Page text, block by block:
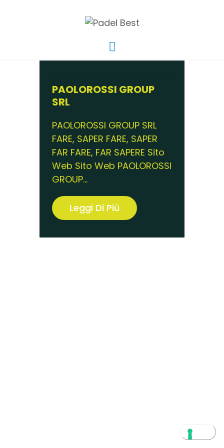
PAOLOROSSI GROUP
SRL
PAOLOROSSI GROUP SRL
FARE, SAPER FARE, SAPER
FAR FARE, FAR SAPERE Sito
Web Sito Web PAOLOROSSI
GROUP...
Leggi Di Più